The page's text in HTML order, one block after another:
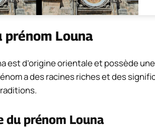
prénom Louna
est d’origine orientale et possède
a des racines riches et des
du prénom Louna